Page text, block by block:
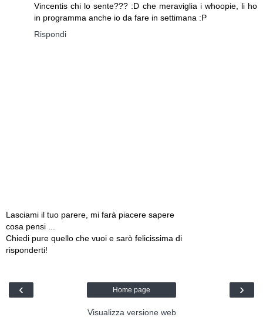
Vincentis chi lo sente??? :D che meraviglia i whoopie, li ho
in programma anche io da fare in settimana :P
Rispondi
Lasciami il tuo parere, mi farà piacere sapere
cosa pensi ...
Chiedi pure quello che vuoi e sarò felicissima di
risponderti!
‹ ›
Home page
Visualizza versione web